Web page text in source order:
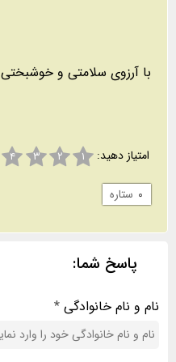
با آرزوی سلامتی و خوشبختی
امتیاز دهید: ۱ ۲ ۳ ۴
۰ ستاره
پاسخ شما:
نام و نام خانوادگی *